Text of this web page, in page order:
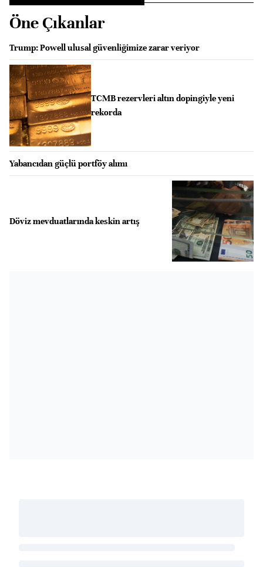
Öne Çıkanlar
Trump: Powell ulusal güvenliğimize zarar veriyor
TCMB rezervleri altın dopingiyle yeni
rekorda
Yabancıdan güçlü portföy alımı
Döviz mevduatlarında keskin artış